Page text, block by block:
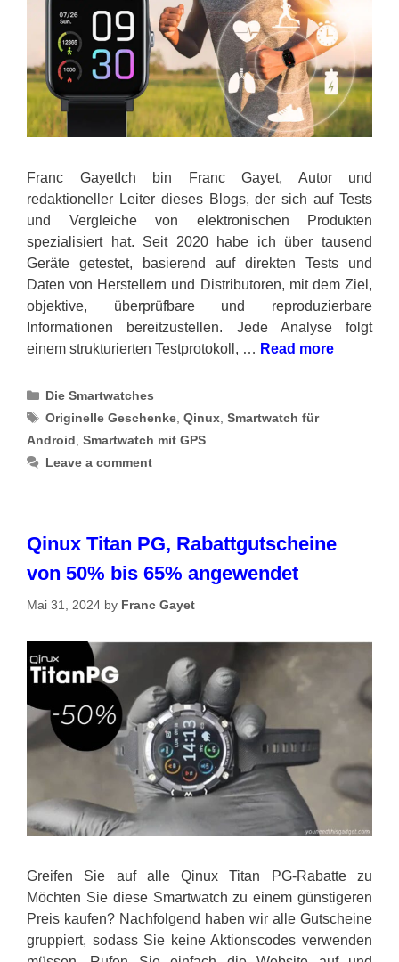
Franc GayetIch bin Franc Gayet, Autor und
redaktioneller Leiter dieses Blogs, der sich auf Tests
und Vergleiche von elektronischen Produkten
spezialisiert hat. Seit 2020 habe ich über tausend
Geräte getestet, basierend auf direkten Tests und
Daten von Herstellern und Distributoren, mit dem Ziel,
objektive, überprüfbare und reproduzierbare
Informationen bereitzustellen. Jede Analyse folgt
einem strukturierten Testprotokoll, … Read more
Categories
Die Smartwatches
Tags
Originelle Geschenke ,Qinux ,Smartwatch für
Android Smartwatch mit GPS
Leave a comment
Qinux Titan PG, Rabattgutscheine
von 50% bis 65% angewendet
Mai 31, 2024 by Franc Gayet
Greifen Sie auf alle Qinux Titan PG-Rabatte zu
Möchten Sie diese Smartwatch zu einem günstigeren
Preis kaufen? Nachfolgend haben wir alle Gutscheine
gruppiert, sodass Sie keine Aktionscodes verwenden